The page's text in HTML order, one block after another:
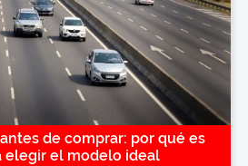
de comprar: por qué es
elegir el modelo ideal